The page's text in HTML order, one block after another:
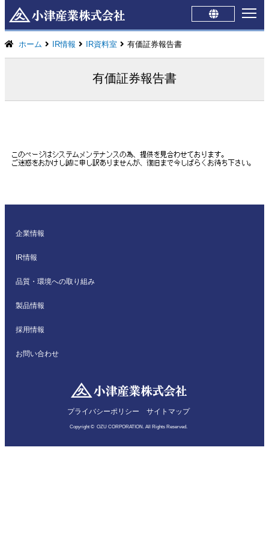
Japanese
English
ホーム IR情報 IR資料室 有価証券報告書
有価証券報告書
企業情報
IR情報
品質・環境への取り組み
製品情報
採用情報
お問い合わせ
プライバシーポリシー サイトマップ
Copyright © OZU CORPORATION. All Rights Reserved.